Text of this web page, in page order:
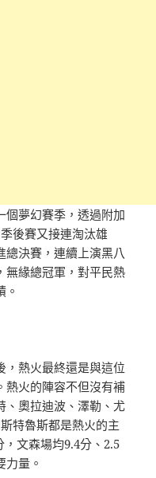
個夢幻賽季，透過附加
後賽又接連淘汰雄
總決賽，連續上演黑八
無緣總冠軍，對平民熱
。
，熱火最終還是與這位
熱火的陣容不但沒有補
、奧拉迪波、澤勒、尤
特魯斯都是熱火的主
文森場均9.4分、2.5
量。